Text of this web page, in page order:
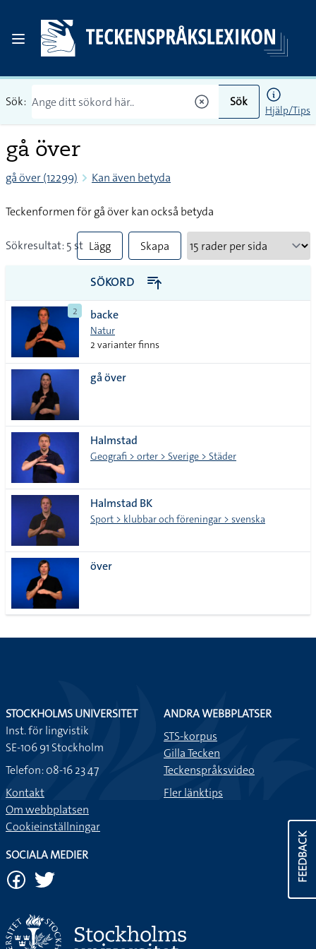
Sök: Sök
Hjälp/Tips
gå över
gå över (12299) Kan även betyda
Teckenformen för gå över kan också betyda
Sökresultat: 5 st Lägg
till
alla i
lista
Skapa
PDF
SÖKORD
2 backe
Natur
2 varianter finns
gå över
Halmstad
Geografi > orter > Sverige > Städer
Halmstad BK
Sport > klubbar och föreningar > svenska
över
FEEDBACK
STOCKHOLMS UNIVERSITET
Inst. för lingvistik
SE-106 91 Stockholm
Telefon: 08-16 23 47
Kontakt
Om webbplatsen
Cookieinställningar
ANDRA WEBBPLATSER
STS-korpus
Gilla Tecken
Teckenspråksvideo
Fler länktips
SOCIALA MEDIER